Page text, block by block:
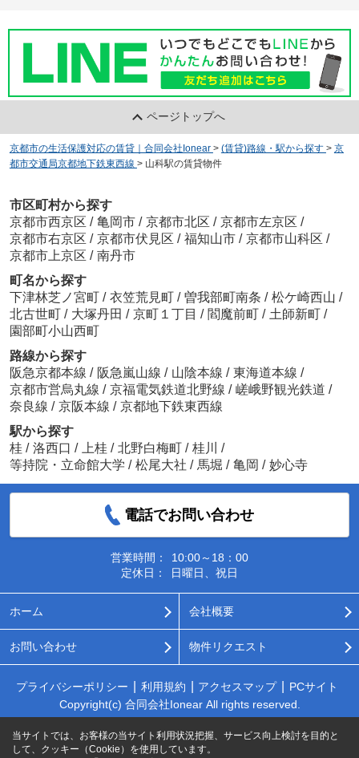
ページトップへ
京都市の生活保護対応の賃貸｜合同会社Ionear > (賃貸)路線・駅から探す > 京
都市交通局京都地下鉄東西線 > 山科駅の賃貸物件
市区町村から探す
京都市西京区 / 亀岡市 / 京都市北区 / 京都市左京区 /
京都市右京区 / 京都市伏見区 / 福知山市 / 京都市山科区 /
京都市上京区 / 南丹市
町名から探す
下津林芝ノ宮町 / 衣笠荒見町 / 曽我部町南条 / 松ケ崎西山 /
北古世町 / 大塚丹田 / 京町１丁目 / 閻魔前町 / 土師新町 /
園部町小山西町
路線から探す
阪急京都本線 / 阪急嵐山線 / 山陰本線 / 東海道本線 /
京都市営烏丸線 / 京福電気鉄道北野線 / 嵯峨野観光鉄道 /
奈良線 / 京阪本線 / 京都地下鉄東西線
駅から探す
桂 / 洛西口 / 上桂 / 北野白梅町 / 桂川
/
等持院・立命館大学 / 松尾大社 / 馬堀 / 亀岡 / 妙心寺
電話でお問い合わせ
営業時間：
10:00～18：00
定休日：
日曜日、祝日
ホーム 会社概要
お問い合わせ 物件リクエスト
プライバシーポリシー 利用規約 アクセスマップ
PCサイト
Copyright(c) 合同会社Ionear All rights reserved.
当サイトでは、お客様の当サイト利用状況把握、サービス向上検討を目的と
して、クッキー（Cookie）を使用しています。